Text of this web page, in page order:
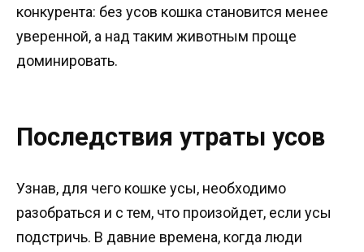
конкурента: без усов кошка становится менее
уверенной, а над таким животным проще
доминировать.
Последствия утраты усов
Узнав, для чего кошке усы, необходимо
разобраться и с тем, что произойдет, если усы
подстричь. В давние времена, когда люди